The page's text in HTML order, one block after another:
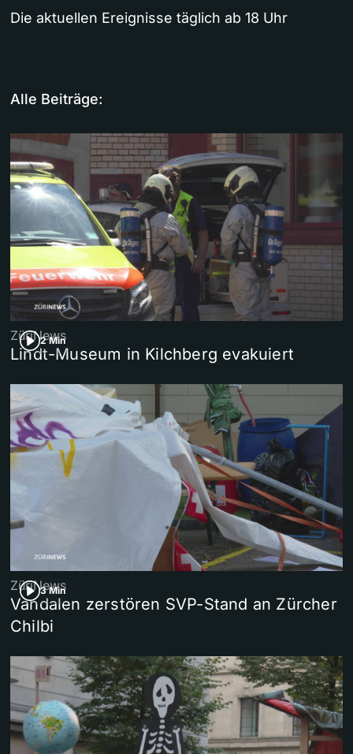
Die aktuellen Ereignisse täglich ab 18 Uhr
Alle Beiträge:
2 Min
ZüriNews
Lindt-Museum in Kilchberg evakuiert
3 Min
ZüriNews
Vandalen zerstören SVP-Stand an Zürcher
Chilbi